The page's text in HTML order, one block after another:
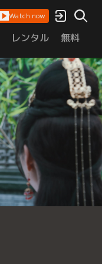
Watch now
レンタル 無料